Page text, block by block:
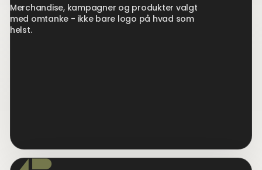
Merchandise, kampagner og produkter valgt
med omtanke - ikke bare logo på hvad som
helst.